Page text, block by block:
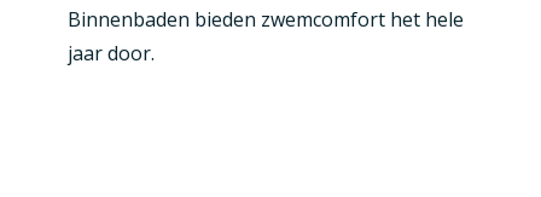
Binnenbaden bieden zwemcomfort het hele
jaar door.